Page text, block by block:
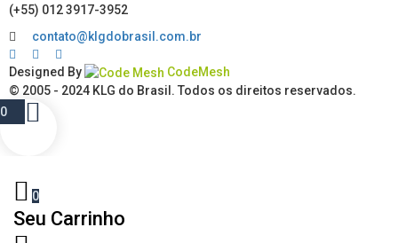
(+55) 012 3917-3952
contato@klgdobrasil.com.br
Designed By
CodeMesh
© 2005 - 2024 KLG do Brasil . Todos os direitos reservados.
0
0
Seu Carrinho